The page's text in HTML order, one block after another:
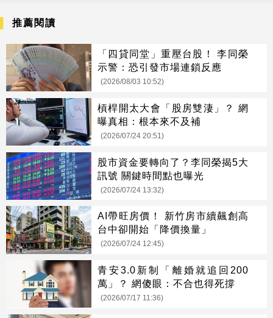
推薦閱讀
「四貸同堂」重壓台股！ 李同榮
示警：恐引發市場連鎖反應
(2026/08/03 10:52)
槓桿開太大會「股房雙淒」？ 網
曝真相：根本來不及補
(2026/07/24 20:51)
股市資金要轉向了？李同榮揭5大
訊號 關鍵時間點也曝光
(2026/07/24 13:32)
AI帶旺房價！ 新竹房市續飆創高
台中卻開始「降價換量」
(2026/07/24 12:45)
青安3.0新制「離婚就追回200
萬」？ 網傻眼：不合也得死撐
(2026/07/17 11:36)